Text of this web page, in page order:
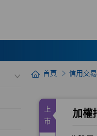
首頁 信用交易